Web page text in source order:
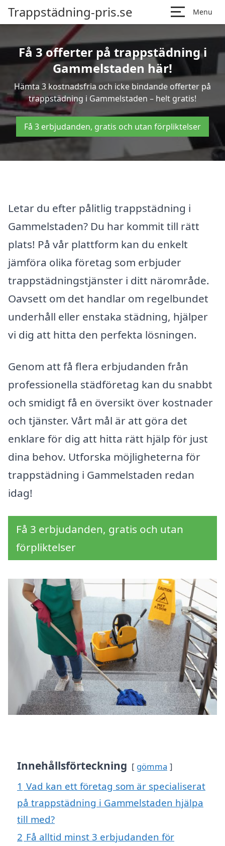
Trappstädning-pris.se Menu
Få 3 offerter på trappstädning i
Gammelstaden här!
Hämta 3 kostnadsfria och icke bindande offerter på
trappstädning i Gammelstaden – helt gratis!
Få 3 erbjudanden, gratis och utan förpliktelser
Letar du efter pålitlig trappstädning i
Gammelstaden? Du har kommit till rätt
plats! På vår plattform kan du enkelt
jämföra olika företag som erbjuder
trappstädningstjänster i ditt närområde.
Oavsett om det handlar om regelbundet
underhåll eller enstaka städning, hjälper
vi dig att hitta den perfekta lösningen.
Genom att få flera erbjudanden från
professionella städföretag kan du snabbt
och smidigt få en översikt över kostnader
och tjänster. Vårt mål är att göra det
enklare för dig att hitta rätt hjälp för just
dina behov. Utforska möjligheterna för
trappstädning i Gammelstaden redan
idag!
Få 3 erbjudanden, gratis och utan
förpliktelser
Innehållsförteckning gömma
1 Vad kan ett företag som är specialiserat
på trappstädning i Gammelstaden hjälpa
till med?
2 Få alltid minst 3 erbjudanden för